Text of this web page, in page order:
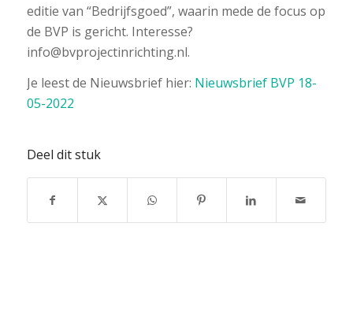
editie van “Bedrijfsgoed”, waarin mede de focus op
de BVP is gericht. Interesse?
info@bvprojectinrichting.nl.
Je leest de Nieuwsbrief hier: Nieuwsbrief BVP 18-
05-2022
Deel dit stuk